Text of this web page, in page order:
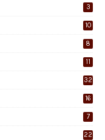
3
10
8
11
32
16
7
22